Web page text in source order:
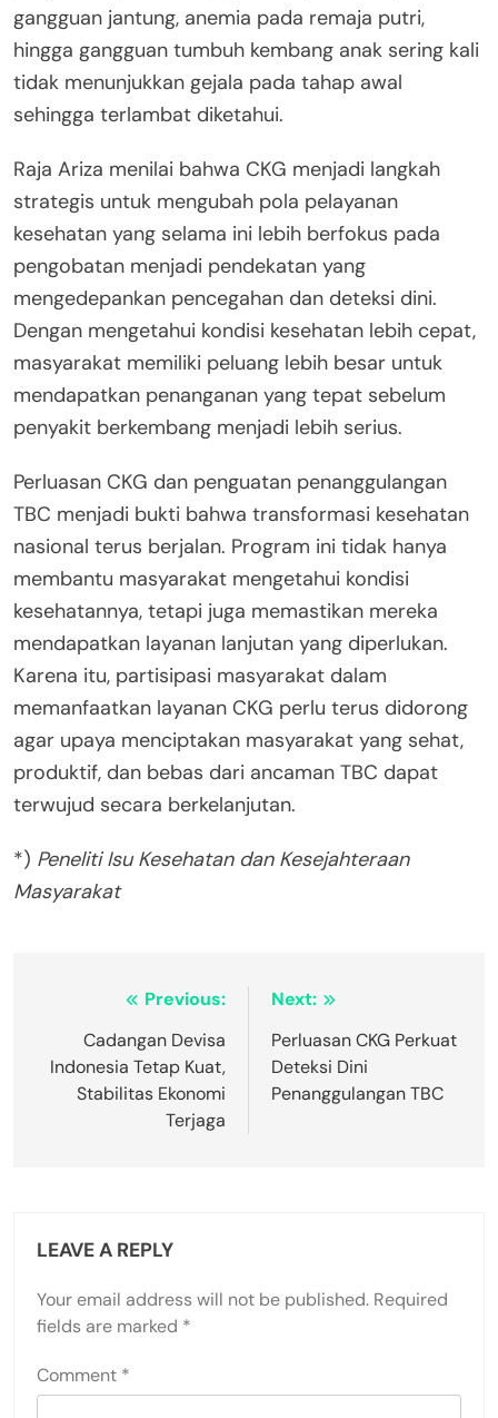
gangguan jantung, anemia pada remaja putri,
hingga gangguan tumbuh kembang anak sering kali
tidak menunjukkan gejala pada tahap awal
sehingga terlambat diketahui.
Raja Ariza menilai bahwa CKG menjadi langkah
strategis untuk mengubah pola pelayanan
kesehatan yang selama ini lebih berfokus pada
pengobatan menjadi pendekatan yang
mengedepankan pencegahan dan deteksi dini.
Dengan mengetahui kondisi kesehatan lebih cepat,
masyarakat memiliki peluang lebih besar untuk
mendapatkan penanganan yang tepat sebelum
penyakit berkembang menjadi lebih serius.
Perluasan CKG dan penguatan penanggulangan
TBC menjadi bukti bahwa transformasi kesehatan
nasional terus berjalan. Program ini tidak hanya
membantu masyarakat mengetahui kondisi
kesehatannya, tetapi juga memastikan mereka
mendapatkan layanan lanjutan yang diperlukan.
Karena itu, partisipasi masyarakat dalam
memanfaatkan layanan CKG perlu terus didorong
agar upaya menciptakan masyarakat yang sehat,
produktif, dan bebas dari ancaman TBC dapat
terwujud secara berkelanjutan.
*) Peneliti Isu Kesehatan dan Kesejahteraan
Masyarakat
navigation
Previous:
Cadangan Devisa
Indonesia Tetap Kuat,
Stabilitas Ekonomi
Terjaga
Next:
Perluasan CKG Perkuat
Deteksi Dini
Penanggulangan TBC
LEAVE A REPLY
Your email address will not be published. Required
fields are marked *
Comment *